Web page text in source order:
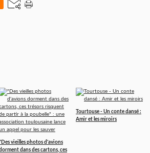
vieilles photos d'avions
dans des cartons, ces
Tourtouse - Un conte dansé :
Amir et les miroirs